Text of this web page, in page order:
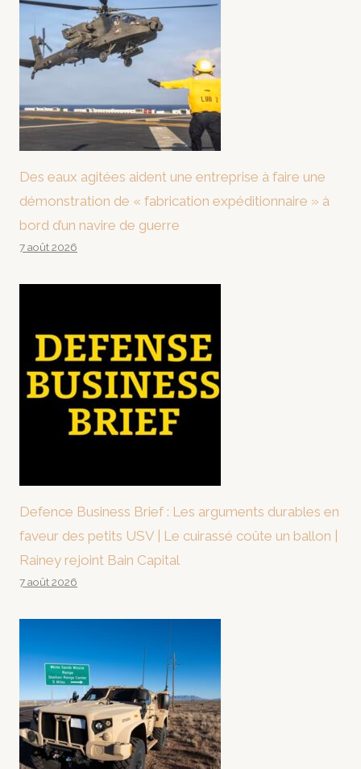
Des eaux agitées aident une entreprise à faire une
démonstration de « fabrication expéditionnaire » à
bord d’un navire de guerre
7 août 2026
Defence Business Brief : Les arguments durables en
faveur des petits USV | Le cuirassé coûte un ballon |
Rainey rejoint Bain Capital
7 août 2026